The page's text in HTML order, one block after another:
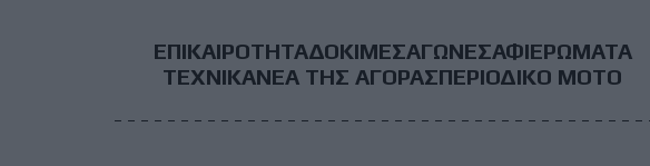
Footer
Main
ΕΠΙΚΑΙΡΟΤΗΤΑΔΟΚΙΜΕΣΑΓΩΝΕΣΑΦΙΕΡΩΜΑΤΑ
ΤΕΧΝΙΚΑΝΕΑ ΤΗΣ ΑΓΟΡΑΣΠΕΡΙΟΔΙΚΟ ΜΟΤΟ